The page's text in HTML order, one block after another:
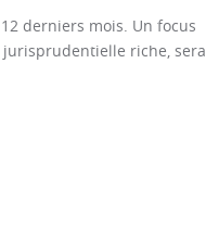
derniers mois. Un focus
jurisprudentielle riche, sera